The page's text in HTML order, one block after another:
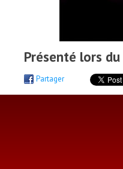
Présenté lors
Partager